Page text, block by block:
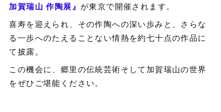
加賀瑞山 作陶展』 が東京で開催されます。
喜寿を迎えられ、その作陶への深い歩みと、さらな
る一歩へのたえることない情熱を約七十点の作品に
て披露。
この機会に、郷里の伝統芸術そして加賀瑞山の世界
をぜひご堪能ください。